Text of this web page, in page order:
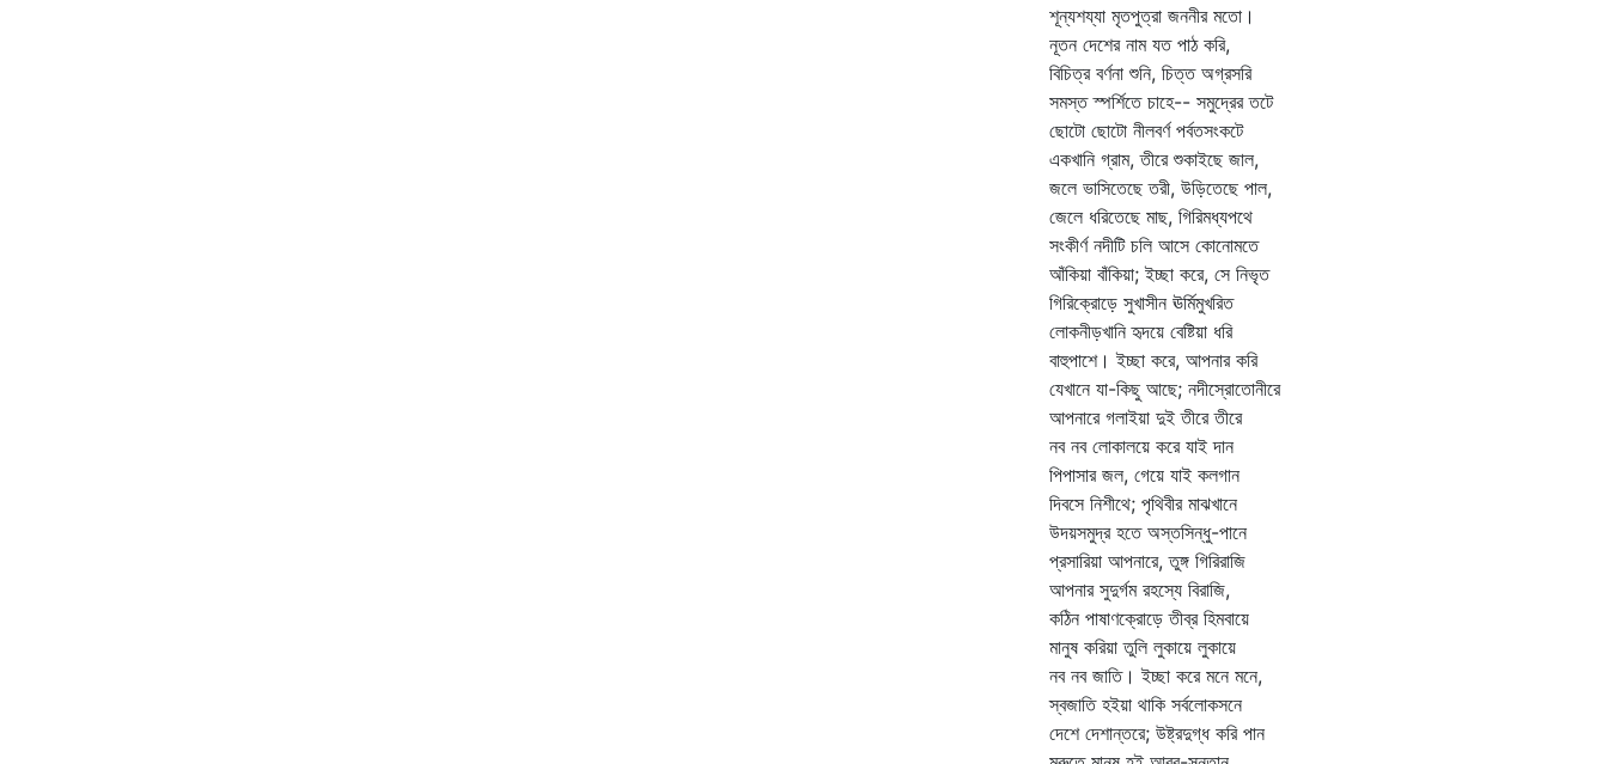
শূন্যশয্যা মৃতপুত্রা জননীর মতো।
নূতন দেশের নাম যত পাঠ করি,
বিচিত্র বর্ণনা শুনি, চিত্ত অগ্রসরি
সমস্ত স্পর্শিতে চাহে-- সমুদ্রের তটে
ছোটো ছোটো নীলবর্ণ পর্বতসংকটে
একখানি গ্রাম, তীরে শুকাইছে জাল,
জলে ভাসিতেছে তরী, উড়িতেছে পাল,
জেলে ধরিতেছে মাছ, গিরিমধ্যপথে
সংকীর্ণ নদীটি চলি আসে কোনোমতে
আঁকিয়া বাঁকিয়া; ইচ্ছা করে, সে নিভৃত
গিরিক্রোড়ে সুখাসীন ঊর্মিমুখরিত
লোকনীড়খানি হৃদয়ে বেষ্টিয়া ধরি
বাহুপাশে। ইচ্ছা করে, আপনার করি
যেখানে যা-কিছু আছে; নদীস্রোতোনীরে
আপনারে গলাইয়া দুই তীরে তীরে
নব নব লোকালয়ে করে যাই দান
পিপাসার জল, গেয়ে যাই কলগান
দিবসে নিশীথে; পৃথিবীর মাঝখানে
উদয়সমুদ্র হতে অস্তসিন্ধু-পানে
প্রসারিয়া আপনারে, তুঙ্গ গিরিরাজি
আপনার সুদুর্গম রহস্যে বিরাজি,
কঠিন পাষাণক্রোড়ে তীব্র হিমবায়ে
মানুষ করিয়া তুলি লুকায়ে লুকায়ে
নব নব জাতি। ইচ্ছা করে মনে মনে,
স্বজাতি হইয়া থাকি সর্বলোকসনে
দেশে দেশান্তরে; উষ্ট্রদুগ্ধ করি পান